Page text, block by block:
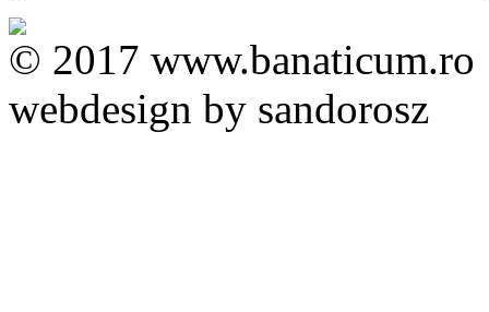
© 2017 www.banaticum.ro
webdesign by sandorosz